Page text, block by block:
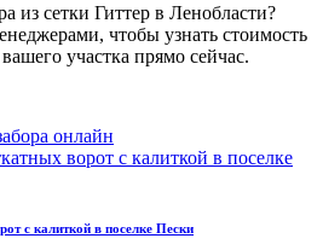
из сетки Гиттер в Ленобласти?
чтобы узнать стоимость
участка прямо сейчас.
с калиткой в поселке Пески